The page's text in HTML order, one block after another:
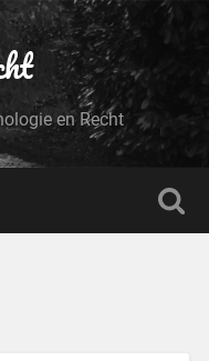
en Recht